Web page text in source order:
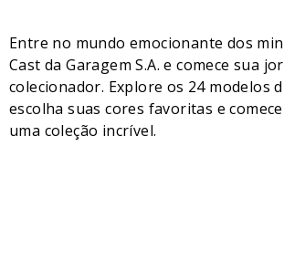
Entre no mundo emocionante dos
Cast da Garagem S.A. e comece sua
colecionador. Explore os 24 modelos
escolha suas cores favoritas e
uma coleção incrível.